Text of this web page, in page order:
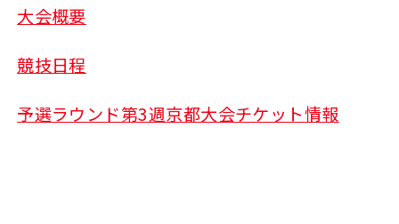
大会概要
競技日程
予選ラウンド第3週京都大会チケット情報